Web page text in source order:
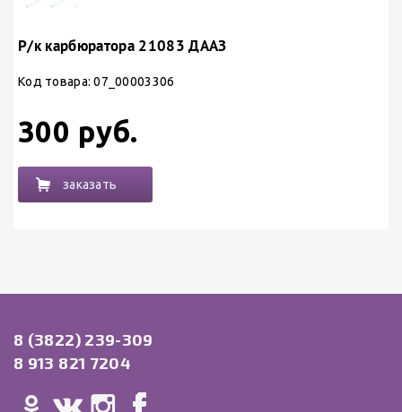
Р/к карбюратора 21083 ДААЗ
Код товара: 07_00003306
300 руб.
заказать
8 (3822) 239-309
8 913 821 7204